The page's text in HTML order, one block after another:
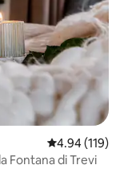
Calificación
4.94 (119)
Fontana di Trevi